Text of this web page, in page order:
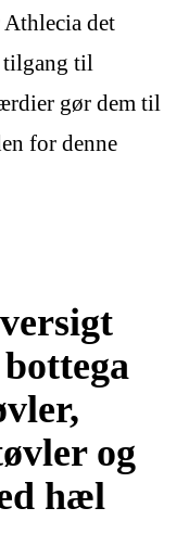
det
tilgang til
gør dem til
for denne
og
hæl